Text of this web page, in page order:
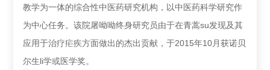
教学为一体的综合性中医药研究机构，以中医药科学研究作
为中心任务。该院屠呦呦终身研究员由于在青蒿su发现及其
应用于治疗疟疾方面做出的杰出贡献，于2015年10月获诺贝
尔生li学或医学奖。